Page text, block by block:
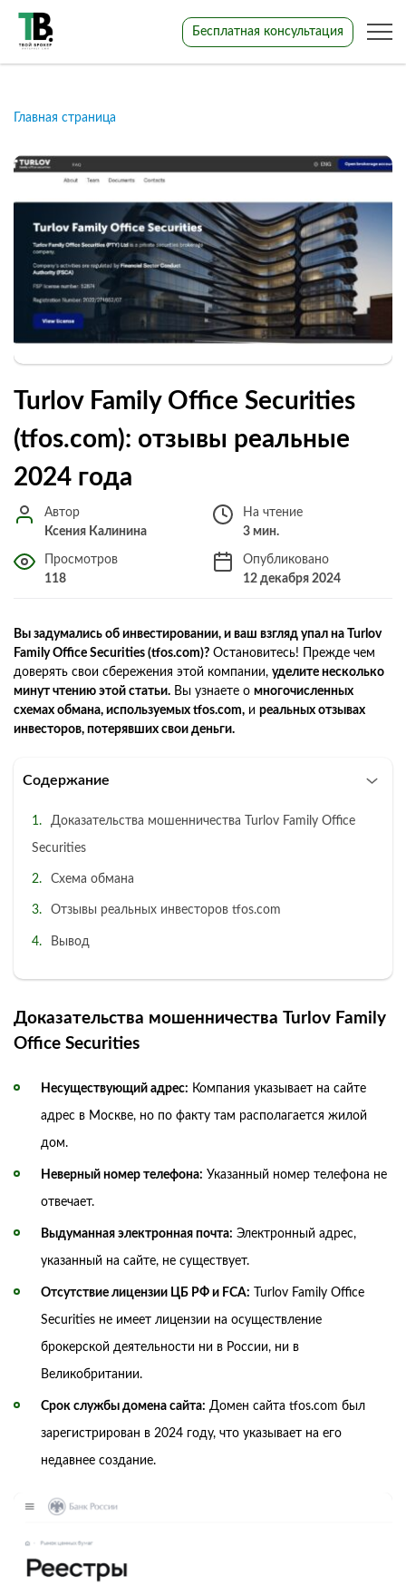
Бесплатная консультация
Главная страница
Turlov Family Office Securities
(tfos.com): отзывы реальные
2024 года
Автор
Ксения Калинина
На чтение
3 мин.
Просмотров
118
Опубликовано
12 декабря 2024
Вы задумались об инвестировании, и ваш взгляд упал на Turlov
Family Office Securities (tfos.com)? Остановитесь! Прежде чем
доверять свои сбережения этой компании, уделите несколько
минут чтению этой статьи. Вы узнаете о многочисленных
схемах обмана, используемых tfos.com, и реальных отзывах
инвесторов, потерявших свои деньги.
Содержание
Доказательства мошенничества Turlov Family Office
Securities
Схема обмана
Отзывы реальных инвесторов tfos.com
Вывод
Доказательства мошенничества Turlov Family
Office Securities
Несуществующий адрес: Компания указывает на сайте
адрес в Москве, но по факту там располагается жилой
дом.
Неверный номер телефона: Указанный номер телефона не
отвечает.
Выдуманная электронная почта: Электронный адрес,
указанный на сайте, не существует.
Отсутствие лицензии ЦБ РФ и FCA: Turlov Family Office
Securities не имеет лицензии на осуществление
брокерской деятельности ни в России, ни в
Великобритании.
Срок службы домена сайта: Домен сайта tfos.com был
зарегистрирован в 2024 году, что указывает на его
недавнее создание.